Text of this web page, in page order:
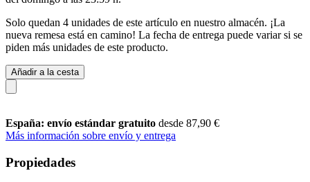
Solo quedan 4 unidades de este artículo en nuestro almacén. ¡La
nueva remesa está en camino! La fecha de entrega puede variar si se
piden más unidades de este producto.
Añadir a la cesta
España: envío estándar gratuito desde 87,90 €
Más información sobre envío y entrega
Propiedades